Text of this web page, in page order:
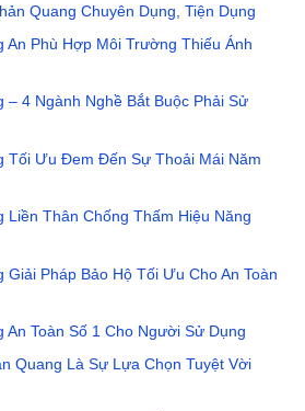
Quang Chuyên Dụng, Tiện Dụng
An Phù Hợp Môi Trường Thiếu Ánh
– 4 Ngành Nghề Bắt Buộc Phải Sử
Tối Ưu Đem Đến Sự Thoải Mái Năm
Liền Thân Chống Thấm Hiệu Năng
Giải Pháp Bảo Hộ Tối Ưu Cho An Toàn
An Toàn Số 1 Cho Người Sử Dụng
Quang Là Sự Lựa Chọn Tuyệt Vời